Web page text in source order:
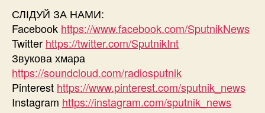
СЛІДУЙ ЗА НАМИ:
Facebook https://www.facebook.com/SputnikNews
Twitter https://twitter.com/SputnikInt
Звукова хмара
https://soundcloud.com/radiosputnik
Pinterest https://www.pinterest.com/sputnik_news
Instagram https://instagram.com/sputnik_news